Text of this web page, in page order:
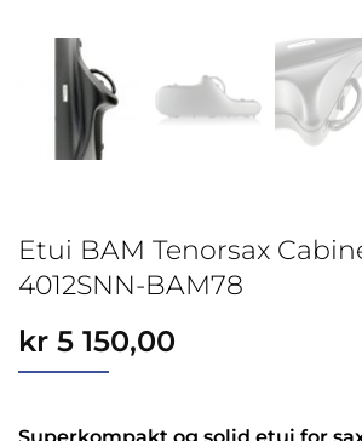
Etui BAM Tenorsax
4012SNN-BAM78
kr 5 150,00